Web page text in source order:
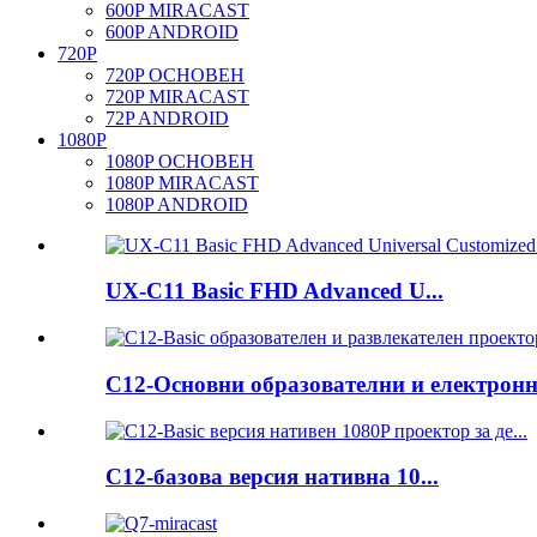
600P MIRACAST
600P ANDROID
720P
720P ОСНОВЕН
720P MIRACAST
72P ANDROID
1080P
1080P ОСНОВЕН
1080P MIRACAST
1080P ANDROID
UX-C11 Basic FHD Advanced U...
C12-Основни образователни и
C12-базова версия нативна 10...